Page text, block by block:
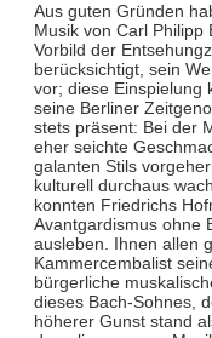
Aus guten Gründen
Musik von Carl Philipp
Vorbild der
berücksichtigt, sein
vor; diese Einspielung
seine Berliner
stets präsent: Bei der
eher seichte
galanten Stils
kulturell durchaus
konnten Friedrichs
Avantgardismus ohne
ausleben. Ihnen allen
Kammercembalist
bürgerliche
dieses Bach-Sohnes,
höherer Gunst stand